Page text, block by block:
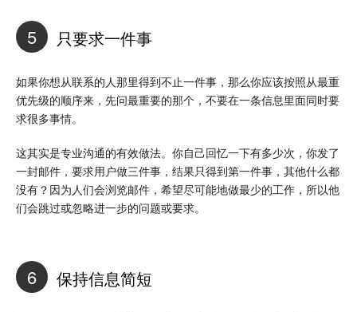
5 只要求一件事
如果你想从联系的人那里得到不止一件事，那么你应该按照从最重
优先级的顺序来，先问最重要的那个，不要在一条信息里面同时要
求很多事情。
这其实是专业沟通的有效做法。你自己回忆一下有多少次，你发了
一封邮件，要求用户做三件事，结果只得到第一件事，其他什么都
没有？因为人们会浏览邮件，希望尽可能地做最少的工作，所以他
们会跳过或忽略进一步的问题或要求。
6 保持信息简短